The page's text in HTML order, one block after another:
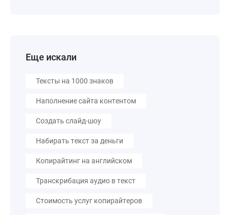
Еще искали
Тексты на 1000 знаков
Наполнение сайта контентом
Создать слайд-шоу
Набирать текст за деньги
Копирайтинг на английском
Транскрибация аудио в текст
Стоимость услуг копирайтеров